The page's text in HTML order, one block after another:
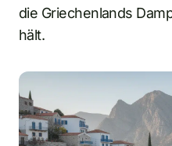
die Griechenlands
hält.